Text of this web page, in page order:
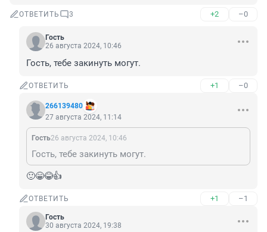
ОТВЕТИТЬ 3 +2 –0
Гость
26 августа 2024, 10:46
Гость, тебе закинуть могут.
ОТВЕТИТЬ +1 –0
266139480
27 августа 2024, 11:14
Гость26 августа 2024, 10:46
Гость, тебе закинуть могут.
🙂😁😂👍
ОТВЕТИТЬ +1 –1
Гость
30 августа 2024, 19:38